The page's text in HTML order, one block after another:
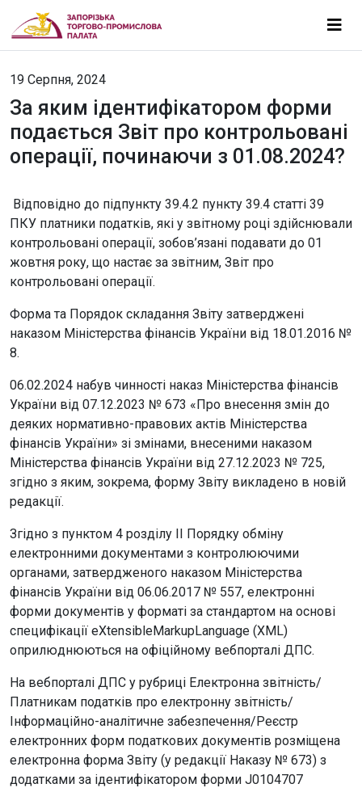
19 Серпня, 2024
За яким ідентифікатором форми
подається Звіт про контрольовані
операції, починаючи з 01.08.2024?
Відповідно до підпункту 39.4.2 пункту 39.4 статті 39
ПКУ платники податків, які у звітному році здійснювали
контрольовані операції, зобов’язані подавати до 01
жовтня року, що настає за звітним, Звіт про
контрольовані операції.
Форма та Порядок складання Звіту затверджені
наказом Міністерства фінансів України від 18.01.2016 №
8.
06.02.2024 набув чинності наказ Міністерства фінансів
України від 07.12.2023 № 673 «Про внесення змін до
деяких нормативно-правових актів Міністерства
фінансів України» зі змінами, внесеними наказом
Міністерства фінансів України від 27.12.2023 № 725,
згідно з яким, зокрема, форму Звіту викладено в новій
редакції.
Згідно з пунктом 4 розділу ІІ Порядку обміну
електронними документами з контролюючими
органами, затвердженого наказом Міністерства
фінансів України від 06.06.2017 № 557, електронні
форми документів у форматі за стандартом на основі
специфікації eXtensibleMarkupLanguage (XML)
оприлюднюються на офіційному вебпорталі ДПС.
На вебпорталі ДПС у рубриці Електронна звітність/
Платникам податків про електронну звітність/
Інформаційно-аналітичне забезпечення/Реєстр
електронних форм податкових документів розміщена
електронна форма Звіту (у редакції Наказу № 673) з
додатками за ідентифікатором форми J0104707